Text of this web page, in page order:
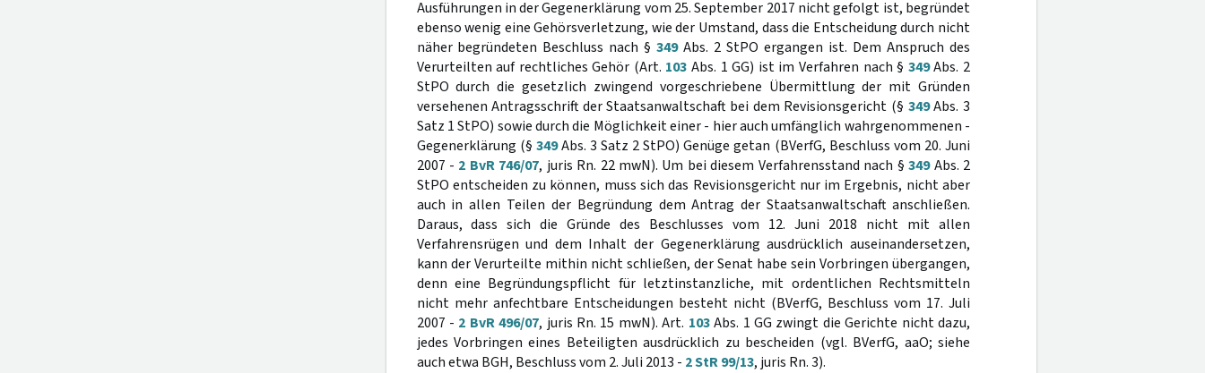
Ausführungen in der Gegenerklärung vom 25. September 2017 nicht gefolgt ist, begründet
ebenso wenig eine Gehörsverletzung, wie der Umstand, dass die Entscheidung durch nicht
näher begründeten Beschluss nach §349Abs. 2 StPO ergangen ist. Dem Anspruch des
Verurteilten auf rechtliches Gehör (Art. 103 Abs. 1 GG) ist im Verfahren nach § 349Abs. 2
StPO durch die gesetzlich zwingend vorgeschriebene Übermittlung der mit Gründen
versehenen Antragsschrift der Staatsanwaltschaft bei dem Revisionsgericht (§ 349Abs. 3
Satz 1 StPO) sowie durch die Möglichkeit einer - hier auch umfänglich wahrgenommenen -
Gegenerklärung (§ 349Abs. 3 Satz 2 StPO) Genüge getan (BVerfG, Beschluss vom 20. Juni
2007 - 2 BvR 746/07, juris Rn. 22 mwN). Um bei diesem Verfahrensstand nach §349Abs. 2
StPO entscheiden zu können, muss sich das Revisionsgericht nur im Ergebnis, nicht aber
auch in allen Teilen der Begründung dem Antrag der Staatsanwaltschaft anschließen.
Daraus, dass sich die Gründe des Beschlusses vom 12. Juni 2018 nicht mit allen
Verfahrensrügen und dem Inhalt der Gegenerklärung ausdrücklich auseinandersetzen,
kann der Verurteilte mithin nicht schließen, der Senat habe sein Vorbringen übergangen,
denn eine Begründungspflicht für letztinstanzliche, mit ordentlichen Rechtsmitteln
nicht mehr anfechtbare Entscheidungen besteht nicht (BVerfG, Beschluss vom 17. Juli
2007 - 2 BvR 496/07, juris Rn. 15 mwN). Art. 103Abs. 1 GG zwingt die Gerichte nicht dazu,
jedes Vorbringen eines Beteiligten ausdrücklich zu bescheiden (vgl. BVerfG, aaO; siehe
auch etwa BGH, Beschluss vom 2. Juli 2013 - 2 StR 99/13, juris Rn. 3).